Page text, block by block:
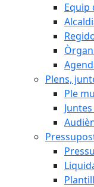
Equip
Plens,
Ple